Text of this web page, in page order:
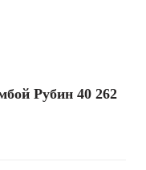
Рубин 40 262